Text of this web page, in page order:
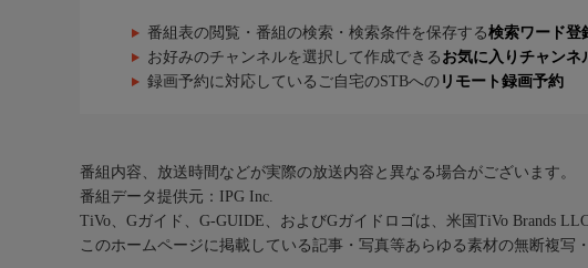
番組表の閲覧・番組の検索・検索条件を保存する検索ワード登
お好みのチャンネルを選択して作成できる お気に入りチャンネ
録画予約に対応しているご自宅のSTBへの リモート録画予約
番組内容、放送時間などが実際の放送内容と異なる場合がございます。
番組データ提供元：IPG Inc.
TiVo、Gガイド、G-GUIDE、およびGガイドロゴは、米国TiVo Brands
このホームページに掲載している記事・写真等あらゆる素材の無断複写